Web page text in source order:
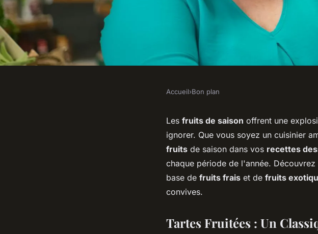
Quelles sont les meilleures
desserts à base de fruits de
Accueil›Bon plan
Les fruits de saison offrent une
ignorer. Que vous soyez un cuisinier
fruits de saison dans vos recettes
chaque période de l'année.
base de fruits frais et de fruits
convives.
Tartes Fruitées : Un